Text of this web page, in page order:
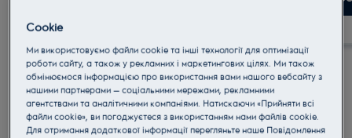
товарів, якщо є достатній запас. Electrolux
змінювати пропозицію.
Безмішкові пилососи
Cookie
Ми використовуємо файли cookie та інші технології для оптимізації
роботи сайту, а також у рекламних і маркетингових цілях. Ми також
обмінюємося інформацією про використання вами нашого вебсайту з
нашими партнерами — соціальними мережами, рекламними
агентствами та аналітичними компаніями. Натискаючи «Прийняти всі
файли cookie», ви погоджуєтеся з використанням нами файлів cookie.
Для отримання додаткової інформації перегляньте наше Пoвідомлення